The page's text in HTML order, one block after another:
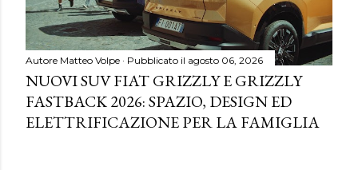
Autore Matteo Volpe Pubblicato il agosto 06, 2026
NUOVI SUV FIAT GRIZZLY E GRIZZLY
FASTBACK 2026: SPAZIO, DESIGN ED
ELETTRIFICAZIONE PER LA FAMIGLIA